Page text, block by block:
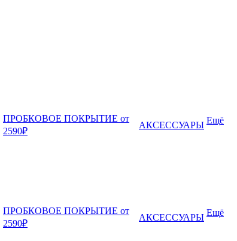
ПРОБКОВОЕ ПОКРЫТИЕ от
2590₽
АКСЕССУАРЫ Ещё
ПРОБКОВОЕ ПОКРЫТИЕ от
2590₽
АКСЕССУАРЫ Ещё